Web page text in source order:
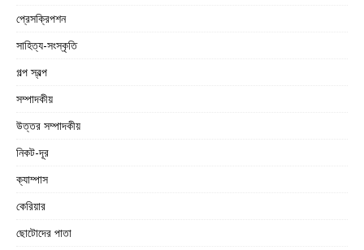
প্রেসক্রিপশন
সাহিত্য-সংস্কৃতি
গল্প স্বল্প
সম্পাদকীয়
উত্তর সম্পাদকীয়
নিকট-দূর
ক্যাম্পাস
কেরিয়ার
ছোটোদের পাতা